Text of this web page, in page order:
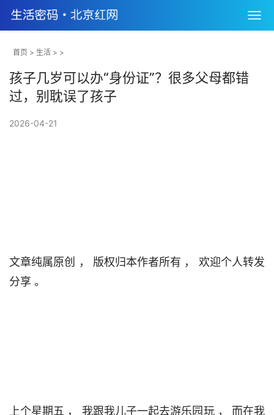
首页 > 生活 > >
孩子几岁可以办“身份证”？很多父母都错
过，别耽误了孩子
2026-04-21
文章纯属原创 ， 版权归本作者所有 ， 欢迎个人转发
分享 。
上个星期五 ， 我跟我儿子一起去游乐园玩 ， 而在我